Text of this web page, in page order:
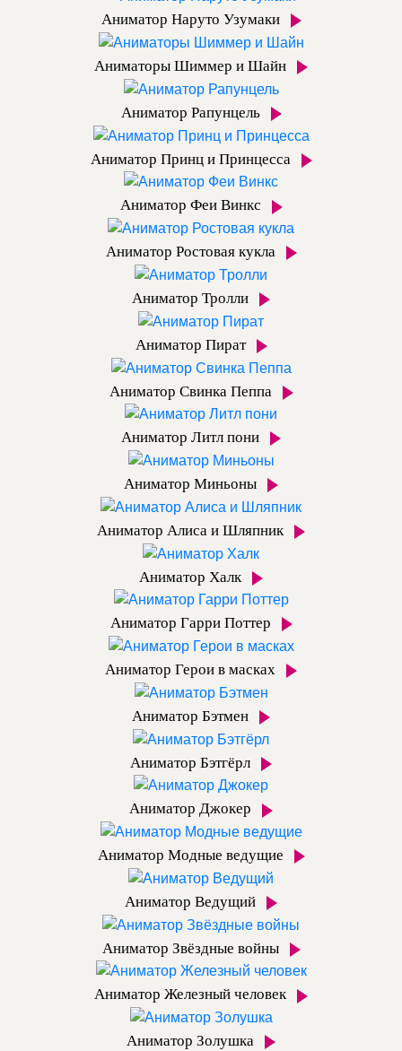
Аниматор Наруто Узумаки
Аниматоры Шиммер и Шайн
Аниматор Рапунцель
Аниматор Принц и Принцесса
Аниматор Феи Винкс
Аниматор Ростовая кукла
Аниматор Тролли
Аниматор Пират
Аниматор Свинка Пеппа
Аниматор Литл пони
Аниматор Миньоны
Аниматор Алиса и Шляпник
Аниматор Халк
Аниматор Гарри Поттер
Аниматор Герои в масках
Аниматор Бэтмен
Аниматор Бэтгёрл
Аниматор Джокер
Аниматор Модные ведущие
Аниматор Ведущий
Аниматор Звёздные войны
Аниматор Железный человек
Аниматор Золушка